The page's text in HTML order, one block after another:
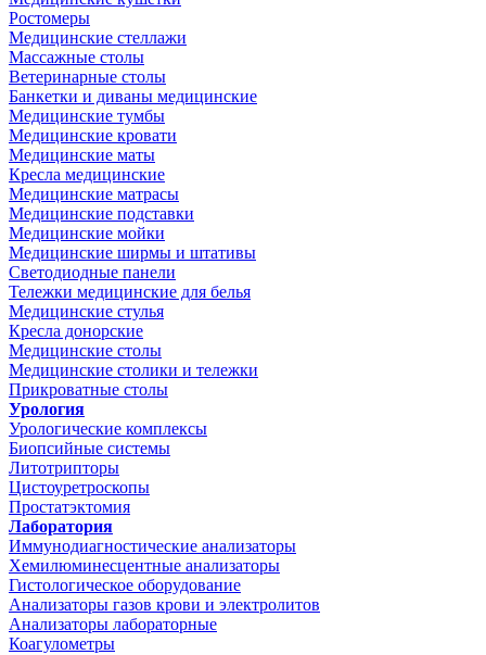
Ростомеры
Медицинские стеллажи
Массажные столы
Ветеринарные столы
Банкетки и диваны медицинские
Медицинские тумбы
Медицинские кровати
Медицинские маты
Кресла медицинские
Медицинские матрасы
Медицинские подставки
Медицинские мойки
Медицинские ширмы и штативы
Светодиодные панели
Тележки медицинские для белья
Медицинские стулья
Кресла донорские
Медицинские столы
Медицинские столики и тележки
Прикроватные столы
Урология
Урологические комплексы
Биопсийные системы
Литотрипторы
Цистоуретроскопы
Простатэктомия
Лаборатория
Иммунодиагностические анализаторы
Хемилюминесцентные анализаторы
Гистологическое оборудование
Анализаторы газов крови и электролитов
Анализаторы лабораторные
Коагулометры